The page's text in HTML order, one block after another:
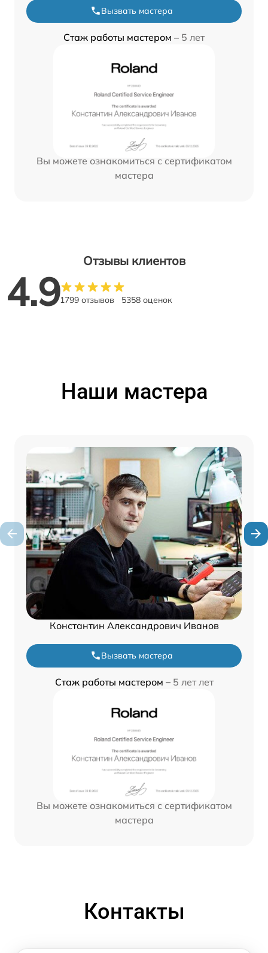
Вызвать мастера
Стаж работы мастером – 5 лет
Вы можете ознакомиться с сертификатом
мастера
Отзывы клиентов
4.91799 отзывов 5358 оценок
Наши мастера
Константин Александрович Иванов
Вызвать мастера
Стаж работы мастером – 5 лет лет
Вы можете ознакомиться с сертификатом
мастера
Контакты